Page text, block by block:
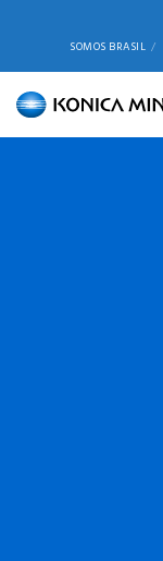
SOMOS BRASIL